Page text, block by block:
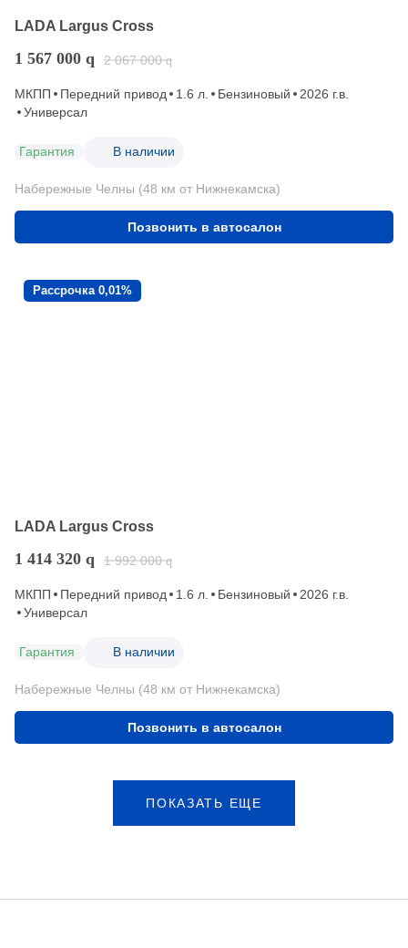
LADA Largus Cross
1 567 000 q 2 067 000 q
МКПП Передний привод 1.6 л. Бензиновый
2026 г.в.
Универсал
Гарантия В наличии
Набережные Челны (48 км от Нижнекамска)
Позвонить в автосалон
Рассрочка 0,01%
LADA Largus Cross
1 414 320 q 1 992 000 q
МКПП Передний привод 1.6 л. Бензиновый
2026 г.в.
Универсал
Гарантия В наличии
Набережные Челны (48 км от Нижнекамска)
Позвонить в автосалон
ПОКАЗАТЬ ЕЩЕ